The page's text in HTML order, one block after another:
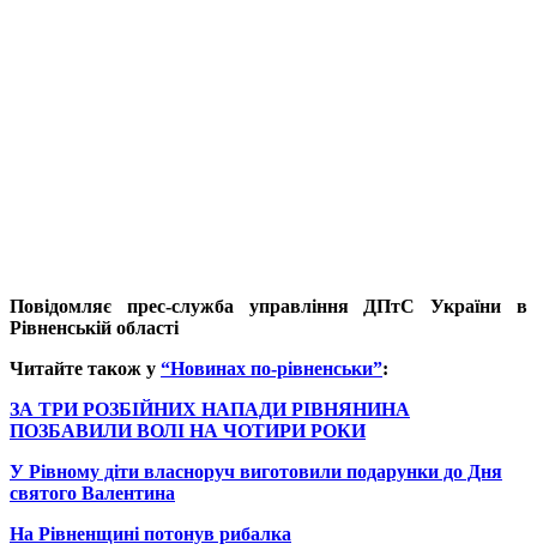
Повідомляє прес-служба управління ДПтС України в
Рівненській області
Читайте також у “Новинах по-рівненськи”:
ЗА ТРИ РОЗБІЙНИХ НАПАДИ РІВНЯНИНА
ПОЗБАВИЛИ ВОЛІ НА ЧОТИРИ РОКИ
У Рівному діти власноруч виготовили подарунки до Дня
святого Валентина
На Рівненщині потонув рибалка